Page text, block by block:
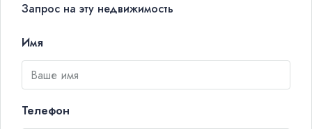
Запрос на эту недвижимость
Имя
Телефон